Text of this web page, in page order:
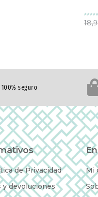
con
5.00
de 5
100% seguro
de Privacidad
devoluciones
Mi